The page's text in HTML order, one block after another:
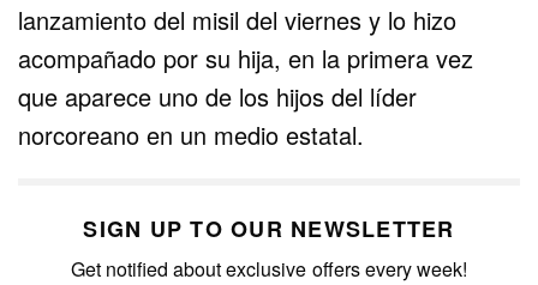
lanzamiento del misil del viernes y lo hizo
acompañado por su hija, en la primera vez
que aparece uno de los hijos del líder
norcoreano en un medio estatal.
SIGN UP TO OUR NEWSLETTER
Get notified about exclusive offers every week!